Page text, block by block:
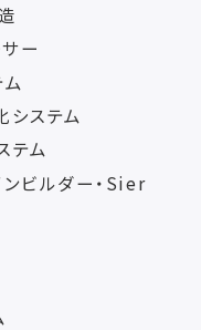
ー
システム
テム
ンビルダー・Sier